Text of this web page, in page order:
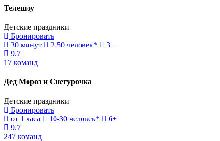
Телешоу
Детские праздники
Бронировать
30 минут
2-50 человек*
3+
9.7
17 команд
Дед Мороз и Снегурочка
Детские праздники
Бронировать
от 1 часа
10-30 человек*
6+
9.7
247 команд